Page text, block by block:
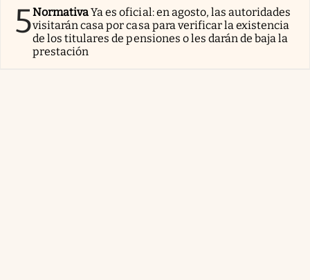
5NormativaYa es oficial: en agosto, las autoridades
visitarán casa por casa para verificar la existencia
de los titulares de pensiones o les darán de baja la
prestación